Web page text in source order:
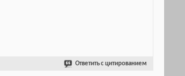
Ответить с цитированием